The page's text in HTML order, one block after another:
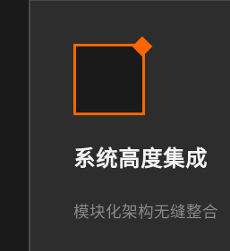
系统高度集成
模块化架构无缝整合